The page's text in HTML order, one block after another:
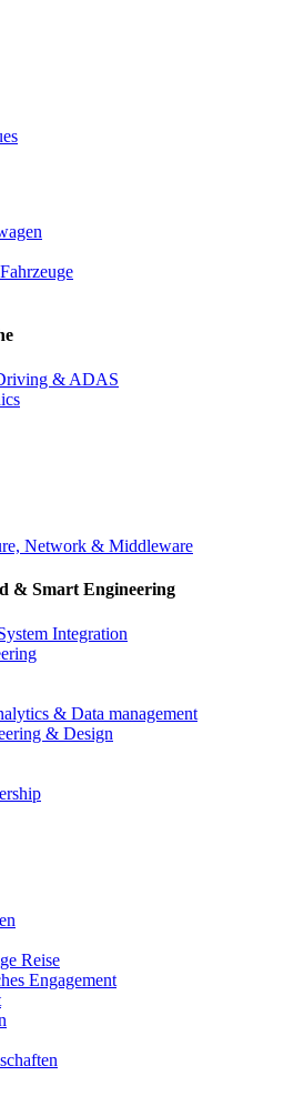
& ADAS
Network & Middleware
& Smart Engineering
Integration
& Data management
& Design
Reise
Engagement